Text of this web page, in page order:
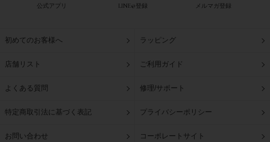
公式アプリ LINE@登録 メルマガ登録
初めてのお客様へ ラッピング
店舗リスト ご利用ガイド
よくある質問 修理/サポート
特定商取引法に基づく表記 プライバシーポリシー
お問い合わせ コーポレートサイト